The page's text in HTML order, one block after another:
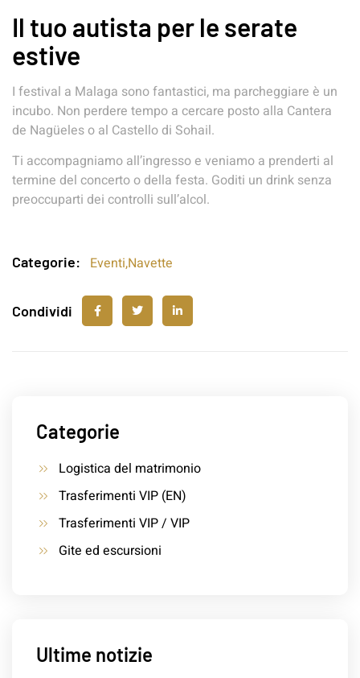
Categorie
Logistica del matrimonio
Trasferimenti VIP (EN)
Trasferimenti VIP / VIP
Gite ed escursioni
Ultime notizie
Il tuo autista per le serate
estive
I festival a Malaga sono fantastici, ma parcheggiare è un
incubo. Non perdere tempo a cercare posto alla Cantera
de Nagüeles o al Castello di Sohail.
Ti accompagniamo all’ingresso e veniamo a prenderti al
termine del concerto o della festa. Goditi un drink senza
preoccuparti dei controlli sull’alcol.
Categorie: Eventi,Navette
Condividi